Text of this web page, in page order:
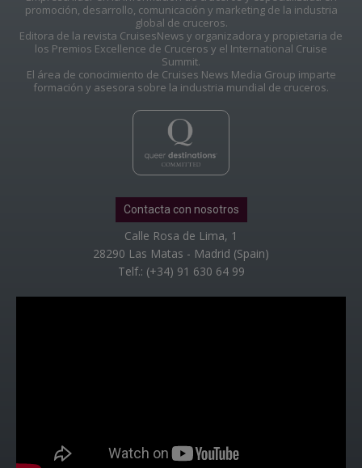
promoción, desarrollo, comunicación y marketing de la industria
global de cruceros.
Editora de la revista CruisesNews y organizadora y propietaria de
los Premios Excellence de Cruceros y el International Cruise
Summit.
El área de conocimiento de Cruises News Media Group imparte
formación y asesora sobre la industria mundial de cruceros.
Contacta con nosotros
Calle Rosa de Lima, 1
28290 Las Matas - Madrid (Spain)
Telf.: (+34) 91 630 64 99